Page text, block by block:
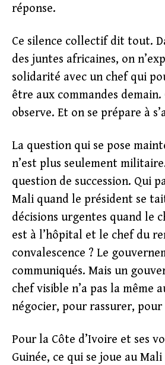
réponse.
Ce silence collectif dit tout.
des juntes africaines, on
solidarité avec un chef qui
être aux commandes
observe. Et on se prépare à
La question qui se pose
n’est plus seulement
question de succession. Qui
Mali quand le président se
décisions urgentes quand le
est à l’hôpital et le chef du
convalescence ? Le
communiqués. Mais un
chef visible n’a pas la même
négocier, pour rassurer, pour
Pour la Côte d’Ivoire et ses
Guinée, ce qui se joue au